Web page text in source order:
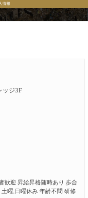
情報
ッジ3F
歓迎 昇給昇格随時あり 歩合
曜,日曜休み 年齢不問 研修